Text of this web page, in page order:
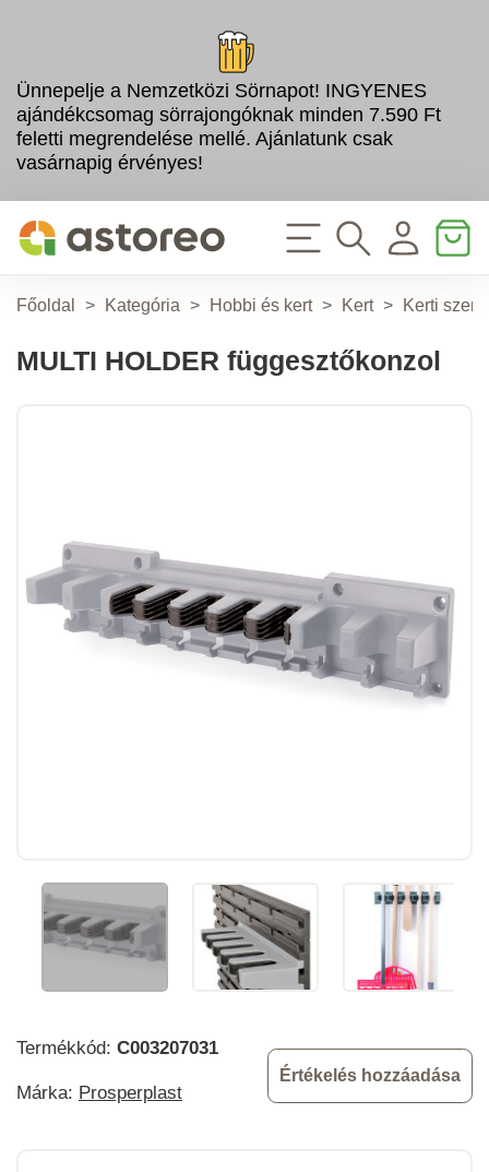
Ünnepelje a Nemzetközi Sörnapot! INGYENES
ajándékcsomag sörrajongóknak minden 7.590 Ft
feletti megrendelése mellé. Ajánlatunk csak
vasárnapig érvényes!
Főoldal > Kategória > Hobbi és kert > Kert > Kerti
MULTI HOLDER függesztőkonzol
Termékkód: C003207031
Márka: Prosperplast
Értékelés hozzáadása